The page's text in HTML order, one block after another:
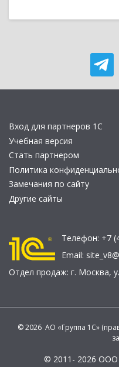
Вход для партнеров 1С
Учебная версия
Стать партнером
Политика
Замечания по сайту
Другие сайты
Телефон: +7
Email:
Отдел продаж: г. Москва,
© 2026 АО «Группа 1С»
© 2011- 2026 ООО